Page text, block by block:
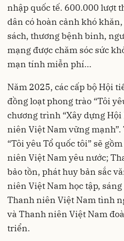
nhập quốc tế. 600.000 lượt
dân có hoàn cảnh khó
sách, thương bệnh binh,
mạng được chăm sóc sức
mạn tính miễn phí...
Năm 2025, các cấp bộ Hội
đồng loạt phong trào “Tôi
chương trình “Xây dựng
niên Việt Nam vững
“Tôi yêu Tổ quốc tôi” sẽ
niên Việt Nam yêu nước;
bảo tồn, phát huy bản sắc
niên Việt Nam học tập,
Thanh niên Việt Nam tình
và Thanh niên Việt Nam
triển.